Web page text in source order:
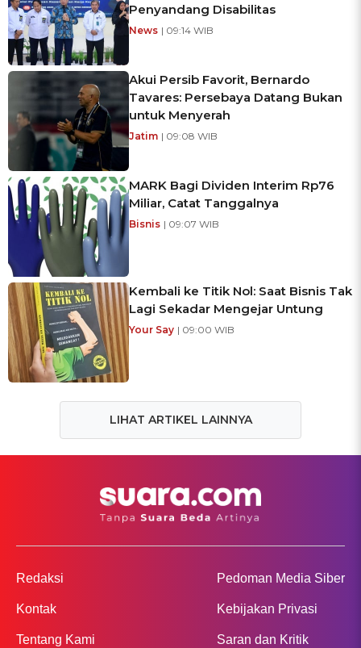
Penyandang Disabilitas
News | 09:14 WIB
Akui Persib Favorit, Bernardo
Tavares: Persebaya Datang Bukan
untuk Menyerah
Jatim | 09:08 WIB
MARK Bagi Dividen Interim Rp76
Miliar, Catat Tanggalnya
Bisnis | 09:07 WIB
Kembali ke Titik Nol: Saat Bisnis Tak
Lagi Sekadar Mengejar Untung
Your Say | 09:00 WIB
LIHAT ARTIKEL LAINNYA
Redaksi
Kontak
Tentang Kami
Pedoman Media Siber
Kebijakan Privasi
Saran dan Kritik